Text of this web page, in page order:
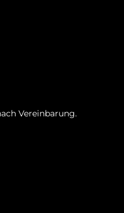
Vereinbarung.